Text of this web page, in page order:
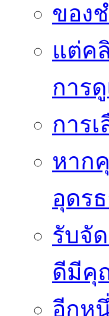
ของ
แต่ค
การ
การ
หาก
อุดร
รับจั
ดีมีคุ
อีกห